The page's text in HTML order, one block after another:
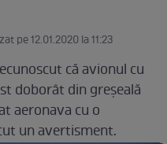
pe 12.01.2020 la 11:23
că avionul cu
doborât din greşeală
aeronava cu o
un avertisment.